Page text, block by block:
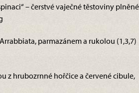
– čerstvé vaječné těstoviny plněné
parmazánem a rukolou (1,3,7)
z hrubozrnné hořčice a červené cibule,